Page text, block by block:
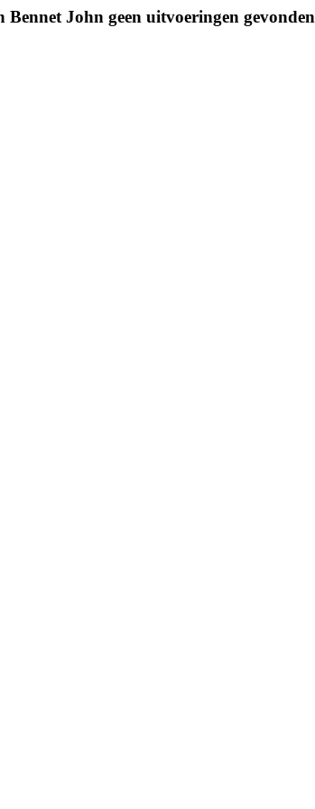
Bennet John geen uitvoeringen gevonden